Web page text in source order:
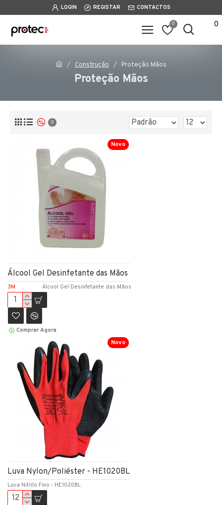
LOGIN REGISTAR CONTACTOS
0 0
Construção Proteção Mãos
Proteção Mãos
0
Novo
3M Álcool Gel Desinfetante das Mãos
Álcool Gel Desinfetante das Mãos
Comprar Agora
Novo
Luva Nitrílo Fino - HE1020BL
Luva Nylon/Poliéster - HE1020BL